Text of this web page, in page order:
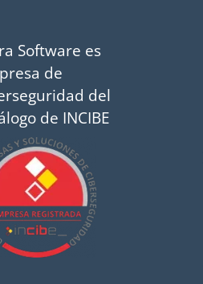
Software es
de
del
de INCIBE